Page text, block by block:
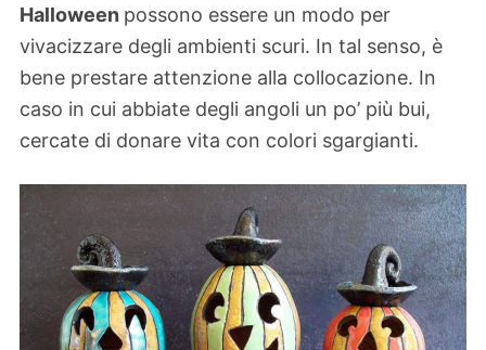
Halloween possono essere un modo per
vivacizzare degli ambienti scuri. In tal senso, è
bene prestare attenzione alla collocazione. In
caso in cui abbiate degli angoli un po’ più bui,
cercate di donare vita con colori sgargianti.